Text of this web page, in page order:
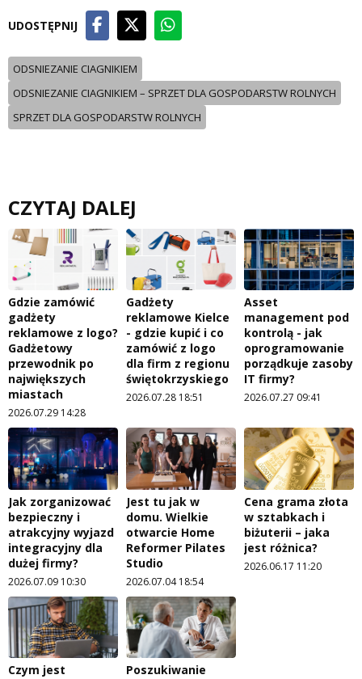
UDOSTĘPNIJ
ODSNIEZANIE CIAGNIKIEM
ODSNIEZANIE CIAGNIKIEM – SPRZET DLA GOSPODARSTW ROLNYCH
SPRZET DLA GOSPODARSTW ROLNYCH
CZYTAJ DALEJ
Gdzie zamówić
gadżety
reklamowe z logo?
Gadżetowy
przewodnik po
największych
miastach
2026.07.29 14:28
Gadżety
reklamowe Kielce
- gdzie kupić i co
zamówić z logo
dla firm z regionu
świętokrzyskiego
2026.07.28 18:51
Asset
management pod
kontrolą - jak
oprogramowanie
porządkuje zasoby
IT firmy?
2026.07.27 09:41
Jak zorganizować
bezpieczny i
atrakcyjny wyjazd
integracyjny dla
dużej firmy?
2026.07.09 10:30
Jest tu jak w
domu. Wielkie
otwarcie Home
Reformer Pilates
Studio
2026.07.04 18:54
Cena grama złota
w sztabkach i
biżuterii – jaka
jest różnica?
2026.06.17 11:20
Czym jest
Poszukiwanie